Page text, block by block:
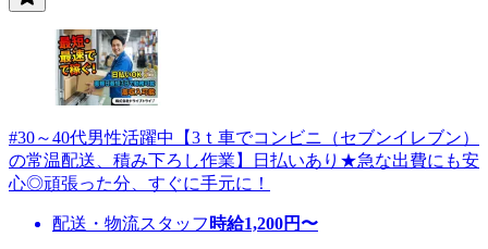
#30～40代男性活躍中【3ｔ車でコンビニ（セブンイレブン）
の常温配送、積み下ろし作業】日払いあり★急な出費にも安
心◎頑張った分、すぐに手元に！
配送・物流スタッフ 時給1,200円〜